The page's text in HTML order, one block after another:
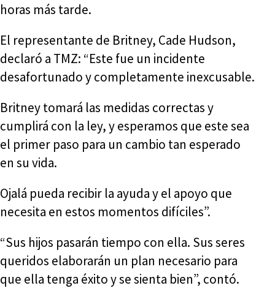
horas más tarde.
El representante de Britney, Cade Hudson,
declaró a TMZ: “Este fue un incidente
desafortunado y completamente inexcusable.
Britney tomará las medidas correctas y
cumplirá con la ley, y esperamos que este sea
el primer paso para un cambio tan esperado
en su vida.
Ojalá pueda recibir la ayuda y el apoyo que
necesita en estos momentos difíciles”.
“Sus hijos pasarán tiempo con ella. Sus seres
queridos elaborarán un plan necesario para
que ella tenga éxito y se sienta bien”, contó.